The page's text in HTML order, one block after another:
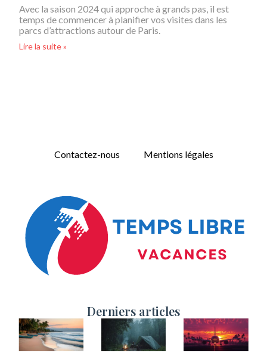
Avec la saison 2024 qui approche à grands pas, il est
temps de commencer à planifier vos visites dans les
parcs d’attractions autour de Paris.
Lire la suite »
Contactez-nous Mentions légales
Derniers articles